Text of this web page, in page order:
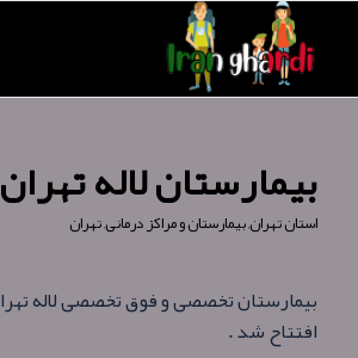
بیمارستان لاله تهران
استان تهران,بیمارستان و مراکز درمانی,تهران
افتتاح شد .